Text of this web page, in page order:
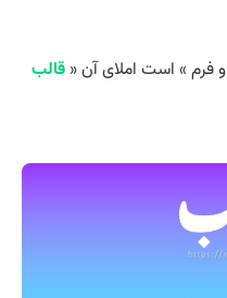
فرم » است املای آن « قالب